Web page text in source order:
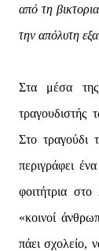
από τη
την απόλυτη
Στα μέσα
τραγουδιστής
Στο τραγούδι
περιγράφει
φοιτήτρια
«κοινοί
πάει σχολείο,